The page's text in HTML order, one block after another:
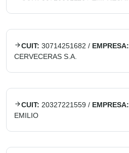
CUIT: 30714251682 / EMPRESA:
CERVECERAS S.A.
CUIT: 20327221559 / EMPRESA:
EMILIO